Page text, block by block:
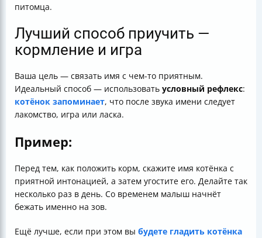
питомца.
Лучший способ приучить —
кормление и игра
Ваша цель — связать имя с чем-то приятным.
Идеальный способ — использовать условный рефлекс:
котёнок запоминает, что после звука имени следует
лакомство, игра или ласка.
Пример:
Перед тем, как положить корм, скажите имя котёнка с
приятной интонацией, а затем угостите его. Делайте так
несколько раз в день. Со временем малыш начнёт
бежать именно на зов.
Ещё лучше, если при этом вы будете гладить котёнка